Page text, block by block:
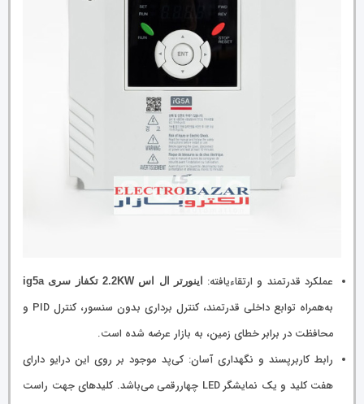
عملکرد قدرتمند و ارتقاءیافته: اینورتر ال اس 2.2KW تکفاز سری ig5a
به‌همراه توابع داخلی قدرتمند، کنترل برداری بدون سنسور، کنترل PID و
محافظت در برابر خطای زمین، به بازار عرضه شده است.
رابط کاربرپسند و نگهداری آسان: کی‌پد موجود بر روی این درایو دارای
هفت کلید و یک نمایشگر LED چهاررقمی می‌باشد. کلیدهای جهت راست